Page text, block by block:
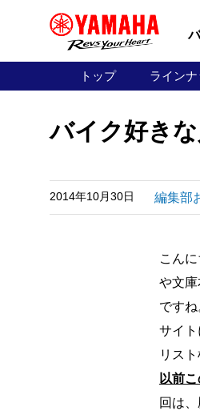
トップ ライン
バイク好き
2014年10月30日 編集部
こん
や文
です
サイ
リスト
以前
回は